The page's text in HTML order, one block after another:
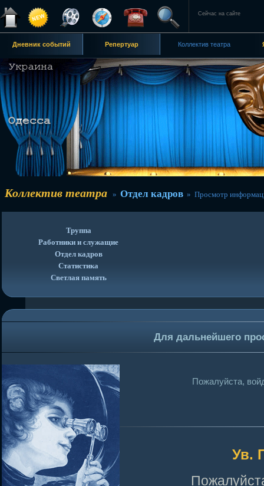
Сейчас на сайте
Дневник событий Репертуар Коллектив театра
Коллектив театра » Отдел кадров » Просмотр
Труппа
Работники и служащие
Отдел кадров
Статистика
Светлая память
Для дальнейшего
Пожалуйста,
Ув.